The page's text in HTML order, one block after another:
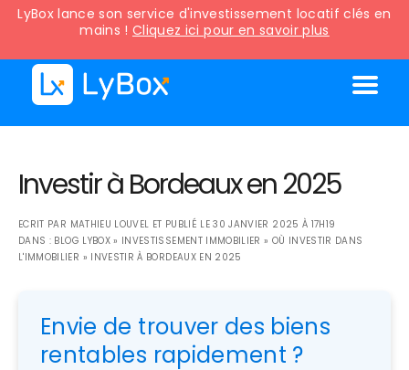
LyBox lance son service d'investissement locatif clés en
mains ! Cliquez ici pour en savoir plus
Investir à Bordeaux en 2025
ECRIT PAR MATHIEU LOUVEL ET PUBLIÉ LE30 JANVIER 2025 À 17H19
DANS : BLOG LYBOX» INVESTISSEMENT IMMOBILIER » OÙ INVESTIR DANS
L'IMMOBILIER » INVESTIR À BORDEAUX EN 2025
Envie de trouver des biens
rentables rapidement ?